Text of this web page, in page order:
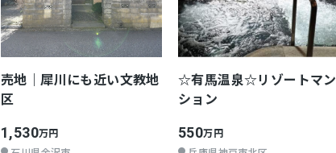
売地｜犀川にも近い文教地
区
1,530万円
☆有馬温泉☆リゾートマン
ション
550万円